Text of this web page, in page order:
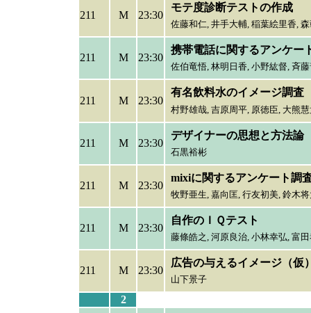
211 M 23:30
モテ度診断テストの作成
佐藤和仁, 井手大輔, 稲葉絵里香,
211 M 23:30
携帯電話に関するアンケー
佐伯竜悟, 林明日香, 小野紘督, 斉
211 M 23:30
有名飲料水のイメージ調査
村野雄哉, 吉原周平, 原徳臣, 大熊
211 M 23:30
デザイナーの思想と方法論
石黒裕彬
211 M 23:30
mixiに関するアンケート調
牧野亜生, 嘉向匡, 行友初美, 鈴木
211 M 23:30
自作のＩＱテスト
藤條皓之, 河原良治, 小林幸弘, 富
211 M 23:30
広告の与えるイメージ（仮
山下景子
2